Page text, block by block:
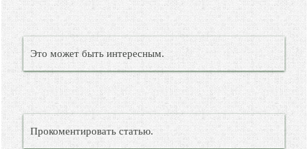
Это может быть интересным.
Прокоментировать статью.